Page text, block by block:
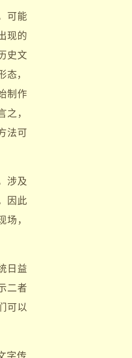
可能
现的
史文
，
制作
，
法可
涉及
因此
，
日益
二者
可以